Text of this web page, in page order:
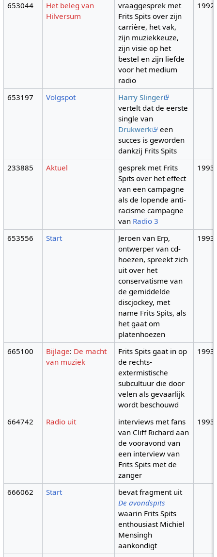
653044
Het beleg van
Hilversum
vraaggesprek met
Frits Spits over zijn
carrière, het vak,
zijn muziekkeuze,
zijn visie op het
bestel en zijn liefde
voor het medium
radio
1992
653197 Volgspot
Harry Slinger
vertelt dat de eerste
single van
Drukwerk
een
succes is geworden
dankzij Frits Spits
233885
Aktuel
gesprek met Frits
Spits over het effect
van een campagne
als de lopende anti-
racisme campagne
van Radio 3
1993
653556 Start
Jeroen van Erp,
ontwerper van cd-
hoezen, spreekt zich
uit over het
conservatisme van
de gemiddelde
discjockey, met
name Frits Spits, als
het gaat om
platenhoezen
1993
665100 Bijlage: De macht
van muziek
Frits Spits gaat in op
de rechts-
extermistische
subcultuur die door
velen als gevaarlijk
wordt beschouwd
1993
664742 Radio uit
interviews met fans
van Cliff Richard aan
de vooravond van
een interview van
Frits Spits met de
zanger
1993
666062 Start
bevat fragment uit
De avondspits
waarin Frits Spits
enthousiast Michiel
Mensingh
aankondigt